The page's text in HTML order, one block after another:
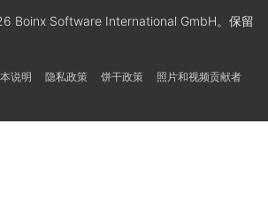
Boinx Software International GmbH。保留
说明 隐私政策 饼干政策 照片和视频贡献者